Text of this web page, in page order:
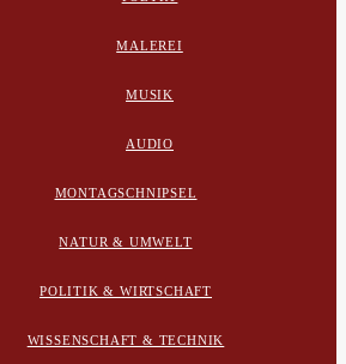
MALEREI
MUSIK
AUDIO
MONTAGSCHNIPSEL
NATUR & UMWELT
POLITIK & WIRTSCHAFT
WISSENSCHAFT & TECHNIK